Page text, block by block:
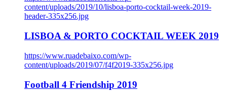
content/uploads/2019/10/lisboa-porto-cocktail-week-2019-
header-335x256.jpg
LISBOA & PORTO COCKTAIL WEEK 2019
https://www.ruadebaixo.com/wp-
content/uploads/2019/07/f4f2019-335x256.jpg
Football 4 Friendship 2019